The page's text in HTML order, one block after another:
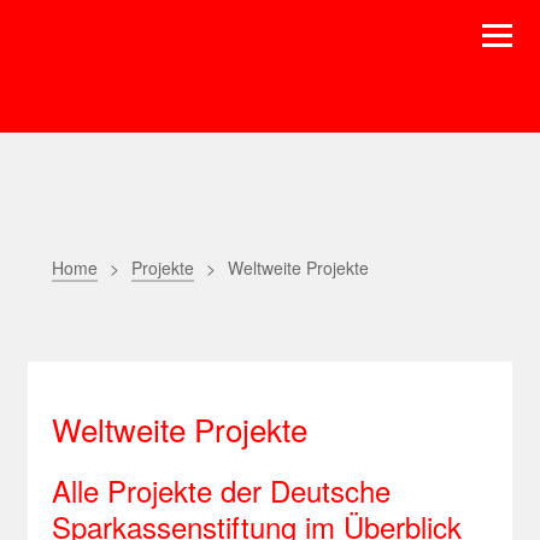
Home Projekte Weltweite Projekte
Weltweite Projekte
Alle Projekte der Deutsche
Sparkassenstiftung im Überblick